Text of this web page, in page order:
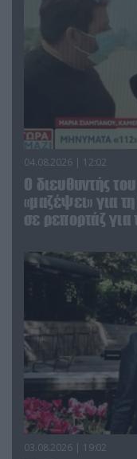
04.08.2026 | 12:02
O διευθυντής
«μαζέψει» για
σε ρεπορτάζ για
03.08.2026 | 19:02